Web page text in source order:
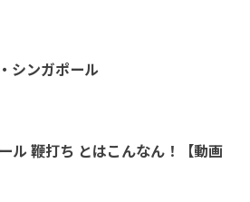
シンガポール
ル 鞭打ち とはこんなん！【動画